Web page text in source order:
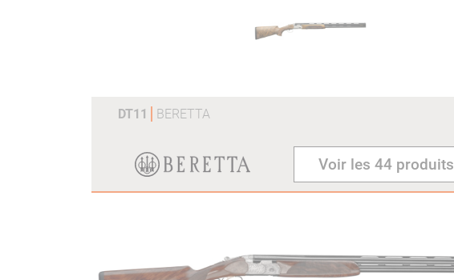
DT11 BERETTA
Voir les 44 produits